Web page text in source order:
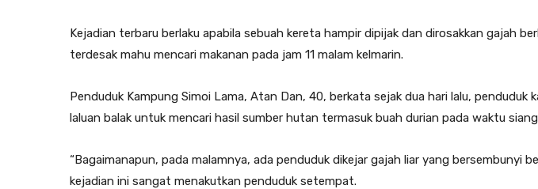
Kejadian terbaru berlaku apabila sebuah kereta hampir dipijak dan dirosakkan gajah
terdesak mahu mencari makanan pada jam 11 malam kelmarin.
Penduduk Kampung Simoi Lama, Atan Dan, 40, berkata sejak dua hari lalu, penduduk
laluan balak untuk mencari hasil sumber hutan termasuk buah durian pada waktu
“Bagaimanapun, pada malamnya, ada penduduk dikejar gajah liar yang bersembunyi
kejadian ini sangat menakutkan penduduk setempat.